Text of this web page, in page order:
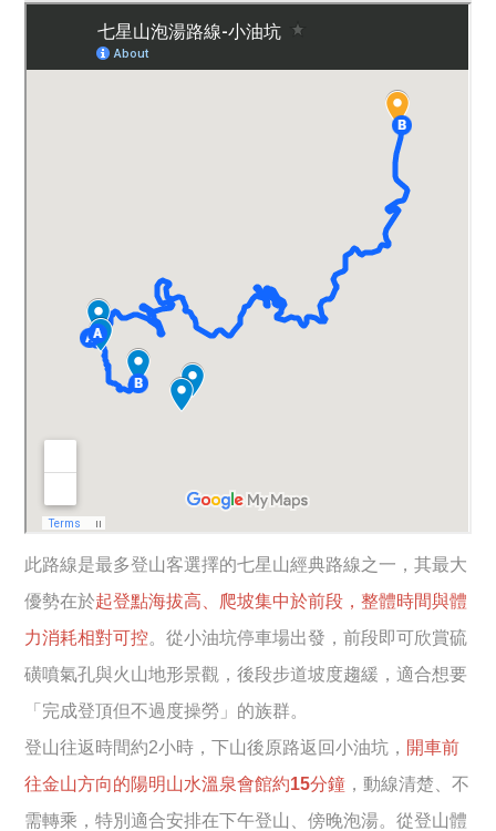
此路線是最多登山客選擇的七星山經典路線之一，其最大
優勢在於起登點海拔高、爬坡集中於前段，整體時間與體
力消耗相對可控。從小油坑停車場出發，前段即可欣賞硫
磺噴氣孔與火山地形景觀，後段步道坡度趨緩，適合想要
「完成登頂但不過度操勞」的族群。
登山往返時間約2小時，下山後原路返回小油坑， 開車前
往金山方向的陽明山水溫泉會館約15分鐘 ，動線清楚、不
需轉乘，特別適合安排在下午登山、傍晚泡湯。從登山體